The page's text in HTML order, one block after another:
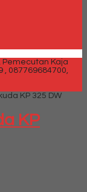
Pemecutan Kaja
, 087769684700,
KP 325 DW
KP